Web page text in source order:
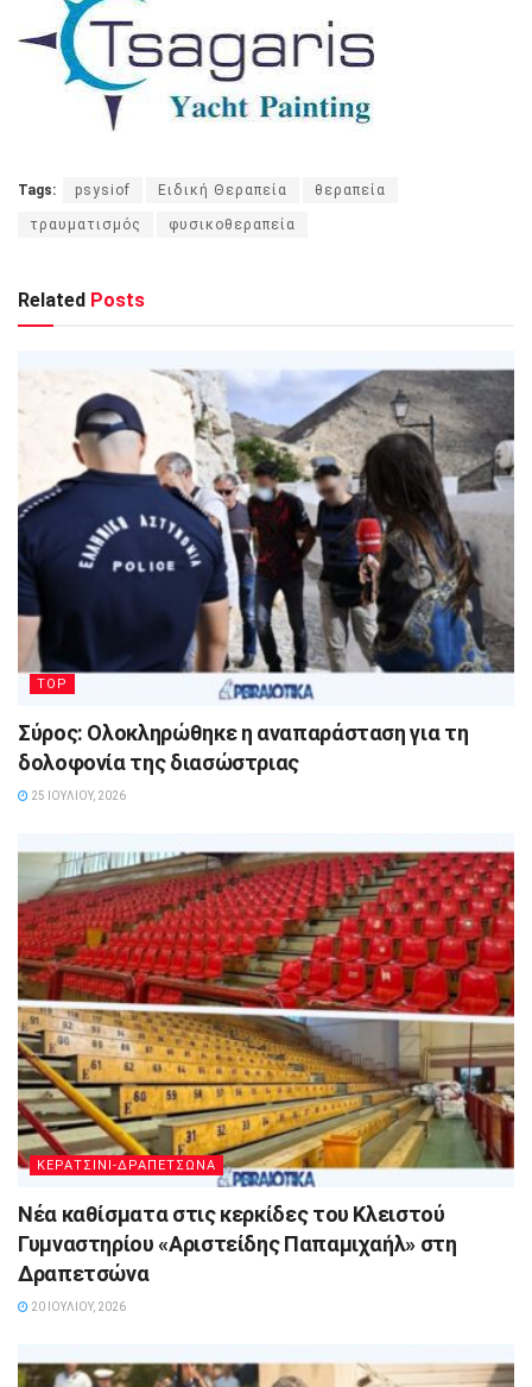
Tags: psysiof Ειδική Θεραπεία θεραπεία
τραυματισμός φυσικοθεραπεία
Related Posts
TOP
Σύρος: Ολοκληρώθηκε η αναπαράσταση για τη
δολοφονία της διασώστριας
25 ΙΟΥΛΊΟΥ, 2026
ΚΕΡΑΤΣΙΝΙ-ΔΡΑΠΕΤΣΩΝΑ
Νέα καθίσματα στις κερκίδες του Κλειστού
Γυμναστηρίου «Αριστείδης Παπαμιχαήλ» στη
Δραπετσώνα
20 ΙΟΥΛΊΟΥ, 2026